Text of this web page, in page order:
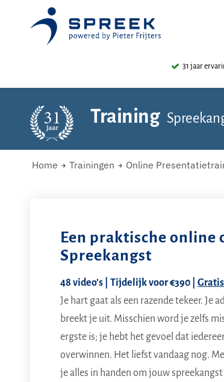
31 jaar
Training
Home Trainingen Online
Een praktische online
Spreekangst
48 video’s | Tijdelijk voor €390 |
Je hart gaat als een razende tekeer. Je
breekt je uit. Misschien word je zelfs
ergste is; je hebt het gevoel dat
overwinnen. Het liefst vandaag nog.
je alles in handen om jouw